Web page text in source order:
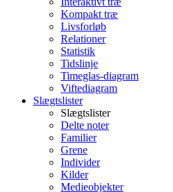
Kompakt træ
Livsforløb
Relationer
Statistik
Tidslinje
Timeglas-diagram
Viftediagram
Slægtslister
Slægtslister
Delte noter
Familier
Grene
Individer
Kilder
Medieobjekter